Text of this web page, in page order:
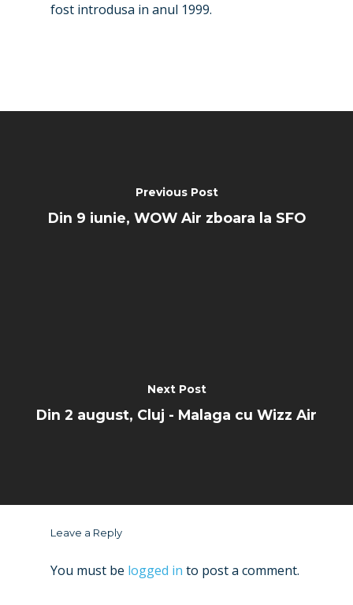
fost introdusa in anul 1999.
Previous Post
Din 9 iunie, WOW Air zboara la SFO
Next Post
Din 2 august, Cluj - Malaga cu Wizz Air
Leave a Reply
You must be logged in to post a comment.
Jobs